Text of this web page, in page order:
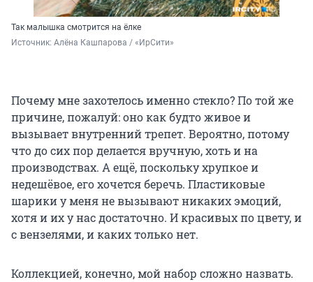
Так малышка смотрится на ёлке
Источник: Алёна Кашпарова / «ИрСити»
Почему мне захотелось именно стекло? По той же
причине, пожалуй: оно как будто живое и
вызывает внутренний трепет. Вероятно, потому
что до сих пор делается вручную, хоть и на
производствах. А ещё, поскольку хрупкое и
недешёвое, его хочется беречь. Пластиковые
шарики у меня не вызывают никаких эмоций,
хотя и их у нас достаточно. И красивых по цвету, и
с вензелями, и каких только нет.
Коллекцией, конечно, мой набор сложно назвать.